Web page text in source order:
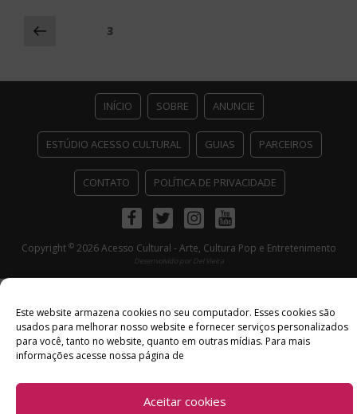
Este website armazena cookies no seu computador. Esses cookies são
usados ​​para melhorar nosso website e fornecer serviços personalizados
para você, tanto no website, quanto em outras mídias. Para mais
informações acesse nossa página de
Aceitar cookies
Navegação
Página
3
INÍCIO SOBRE ANUNCIE
ESTÚDIO ACESSO CULTURAL GUIAS PARCEIROS
CONTATO POLÍTICA DE PRIVACIDADE
FacebookTwitterInstagramYoutube
Copyright ©2026 Acesso Cultural - Arte, Cultura Pop e Entretenimento
Desenvolvido por Del Vieira